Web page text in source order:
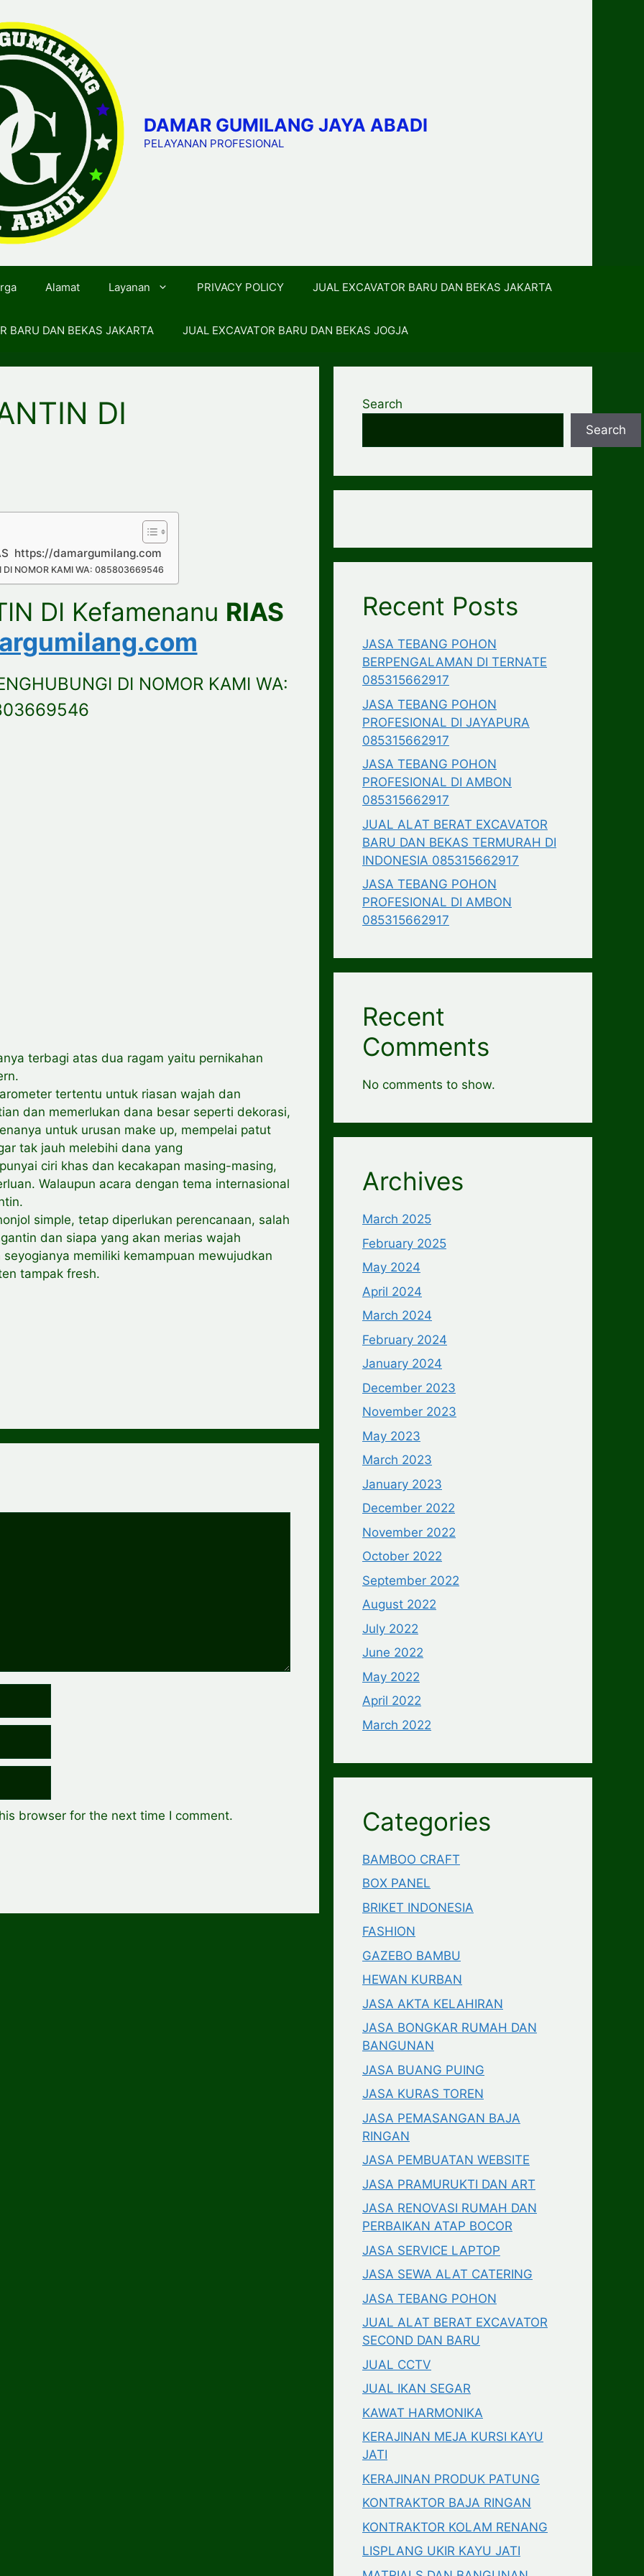
DAMAR GUMILANG JAYA ABADI
PELAYANAN PROFESIONAL
Alamat Layanan PRIVACY POLICY JUAL EXCAVATOR BARU DAN BEKAS JAKARTA
BARU DAN BEKAS JAKARTA JUAL EXCAVATOR BARU DAN BEKAS JOGJA
DI
https://damargumilang.com
DI NOMOR KAMI WA: 085803669546
DI Kefamenanu RIAS
DI NOMOR KAMI WA:
terbagi atas dua ragam yaitu pernikahan
tertentu untuk riasan wajah dan
dan memerlukan dana besar seperti dekorasi,
untuk urusan make up, mempelai patut
tak jauh melebihi dana yang
ciri khas dan kecakapan masing-masing,
Walaupun acara dengan tema internasional
simple, tetap diperlukan perencanaan, salah
dan siapa yang akan merias wajah
memiliki kemampuan mewujudkan
tampak fresh.
browser for the next time I comment.
Search
Search
Recent Posts
JASA TEBANG POHON
BERPENGALAMAN DI TERNATE
085315662917
JASA TEBANG POHON
PROFESIONAL DI JAYAPURA
085315662917
JASA TEBANG POHON
PROFESIONAL DI AMBON
085315662917
JUAL ALAT BERAT EXCAVATOR
BARU DAN BEKAS TERMURAH DI
INDONESIA 085315662917
JASA TEBANG POHON
PROFESIONAL DI AMBON
085315662917
Recent
Comments
No comments to show.
Archives
March 2025
February 2025
May 2024
April 2024
March 2024
February 2024
January 2024
December 2023
November 2023
May 2023
March 2023
January 2023
December 2022
November 2022
October 2022
September 2022
August 2022
July 2022
June 2022
May 2022
April 2022
March 2022
Categories
BAMBOO CRAFT
BOX PANEL
BRIKET INDONESIA
FASHION
GAZEBO BAMBU
HEWAN KURBAN
JASA AKTA KELAHIRAN
JASA BONGKAR RUMAH DAN
BANGUNAN
JASA BUANG PUING
JASA KURAS TOREN
JASA PEMASANGAN BAJA
RINGAN
JASA PEMBUATAN WEBSITE
JASA PRAMURUKTI DAN ART
JASA RENOVASI RUMAH DAN
PERBAIKAN ATAP BOCOR
JASA SERVICE LAPTOP
JASA SEWA ALAT CATERING
JASA TEBANG POHON
JUAL ALAT BERAT EXCAVATOR
SECOND DAN BARU
JUAL CCTV
JUAL IKAN SEGAR
KAWAT HARMONIKA
KERAJINAN MEJA KURSI KAYU
JATI
KERAJINAN PRODUK PATUNG
KONTRAKTOR BAJA RINGAN
KONTRAKTOR KOLAM RENANG
LISPLANG UKIR KAYU JATI